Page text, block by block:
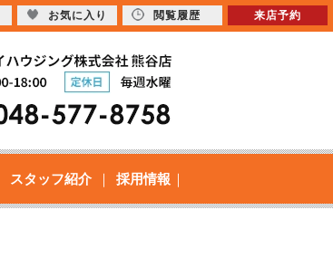
スタッフ紹介 採用情報
お気に入り 閲覧履歴 来店予約